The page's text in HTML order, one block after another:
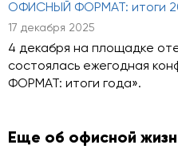
ОФИСНЫЙ ФОРМАТ: итоги
17 декабря 2025
4 декабря на площадке
состоялась ежегодная
ФОРМАТ: итоги года».
Еще об офисной